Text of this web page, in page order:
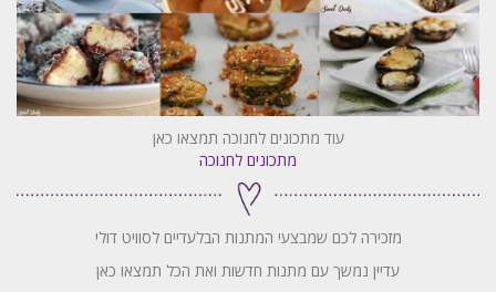
עוד מתכונים לחנוכה תמצאו כאן
מתכונים לחנוכה
מזכירה לכם שמבצעי המתנות הבלעדיים לסוויט דולי
עדיין נמשך עם מתנות חדשות ואת הכל תמצאו כאן